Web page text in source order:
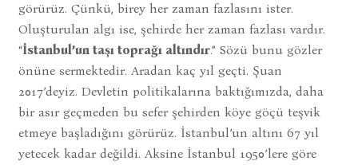
görürüz. Çünkü, birey her zaman fazlasını ister.
Oluşturulan algı ise, şehirde her zaman fazlası vardır.
“İstanbul’un taşı toprağı altındır.” Sözü bunu gözler
önüne sermektedir. Aradan kaç yıl geçti. Şuan
2017’deyiz. Devletin politikalarına baktığımızda, daha
bir asır geçmeden bu sefer şehirden köye göçü teşvik
etmeye başladığını görürüz. İstanbul’un altını 67 yıl
yetecek kadar değildi. Aksine İstanbul 1950’lere göre